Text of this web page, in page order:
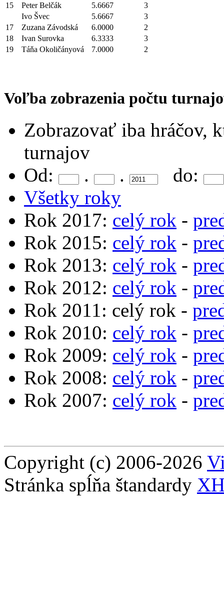
15
Peter Belčák 5.6667
3
Ivo Švec
5.6667
3
17
Zuzana Závodská 6.0000
2
18
Ivan Surovka 6.3333
3
19
Táňa Okoličányová 7.0000 2
Voľba zobrazenia počtu
Zobrazovať iba hráčov,
turnajov
Od:
. .
do:
Všetky roky
Rok 2017: celý rok -
Rok 2015: celý rok -
Rok 2013: celý rok -
Rok 2012: celý rok -
Rok 2011: celý rok -
Rok 2010: celý rok -
Rok 2009: celý rok -
Rok 2008: celý rok -
Rok 2007: celý rok -
Copyright (c) 2006-2026
Stránka spĺňa štandardy